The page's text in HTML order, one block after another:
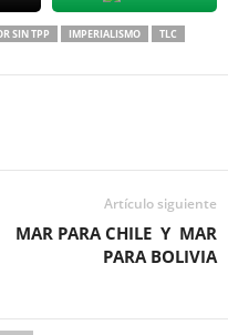
SIN TPP IMPERIALISMO
TLC
Artículo siguiente
MAR PARA CHILE Y MAR
PARA BOLIVIA